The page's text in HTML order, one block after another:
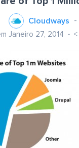
Cloudways
Janeiro 27, 2014 <